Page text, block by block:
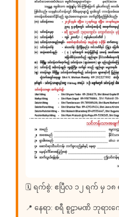
🗓 ရက်စွဲ: ဧပြီလ ၁၂ ရက် မှ
📍 နေရာ: စရီ စူဠာမဏိ ဘုရားက